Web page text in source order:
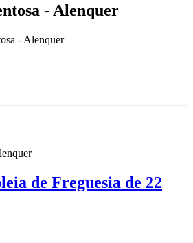
- Alenquer
- Alenquer
de Freguesia de 22